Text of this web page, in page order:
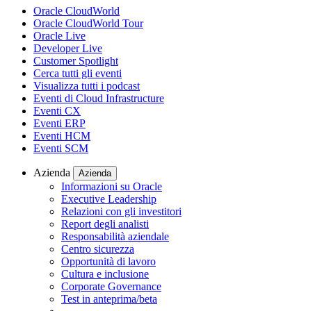
Oracle CloudWorld
Oracle CloudWorld Tour
Oracle Live
Developer Live
Customer Spotlight
Cerca tutti gli eventi
Visualizza tutti i podcast
Eventi di Cloud Infrastructure
Eventi CX
Eventi ERP
Eventi HCM
Eventi SCM
Azienda Azienda
Informazioni su Oracle
Executive Leadership
Relazioni con gli investitori
Report degli analisti
Responsabilità aziendale
Centro sicurezza
Opportunità di lavoro
Cultura e inclusione
Corporate Governance
Test in anteprima/beta